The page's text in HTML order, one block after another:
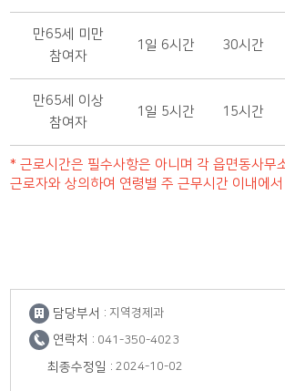
만65세 미만
참여자
1일 6시간 30시간
만65세 이상
참여자
1일 5시간 15시간
* 근로시간은 필수사항은 아니며 각 읍면동사무
근로자와 상의하여 연령별 주 근무시간 이내에
담당부서 : 지역경제과
연락처 : 041-350-4023
최종수정일 : 2024-10-02